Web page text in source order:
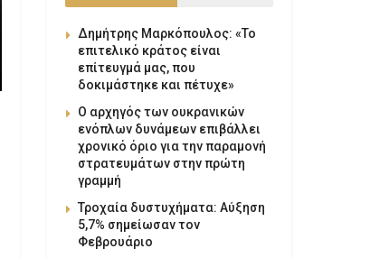
Δημήτρης Μαρκόπουλος: «Το
επιτελικό κράτος είναι
επίτευγμά μας, που
δοκιμάστηκε και πέτυχε»
Ο αρχηγός των ουκρανικών
ενόπλων δυνάμεων επιβάλλει
χρονικό όριο για την παραμονή
στρατευμάτων στην πρώτη
γραμμή
Τροχαία δυστυχήματα: Αύξηση
5,7% σημείωσαν τον
Φεβρουάριο